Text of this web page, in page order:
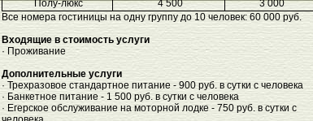
Полу-люкс
4 500
3 000
Все номера гостиницы на одну группу до 10 человек: 60 000 руб.
Входящие в стоимость услуги
· Проживание
Дополнительные услуги
· Трехразовое стандартное питание - 900 руб. в сутки с человека
· Банкетное питание - 1 500 руб. в сутки с человека
· Егерское обслуживание на моторной лодке - 750 руб. в сутки с